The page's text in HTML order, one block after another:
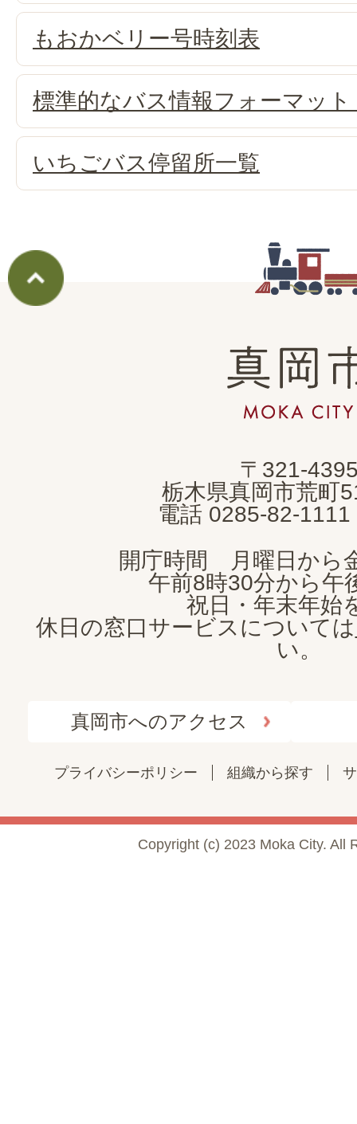
もおかベリー号時刻表
標準的なバス情報フォーマッ
いちごバス停留所一覧
真
岡
市
CITY
〒321-
栃木県真岡市荒町
電話 0285-82-1111
開庁時間 月曜日から
午前8時30分から午
祝日・年末年始
休日の窓口サービスについては
い。
真岡市へのアクセス
プライバシーポリシー 組織から探す
Copyright (c) 2023 Moka City. All